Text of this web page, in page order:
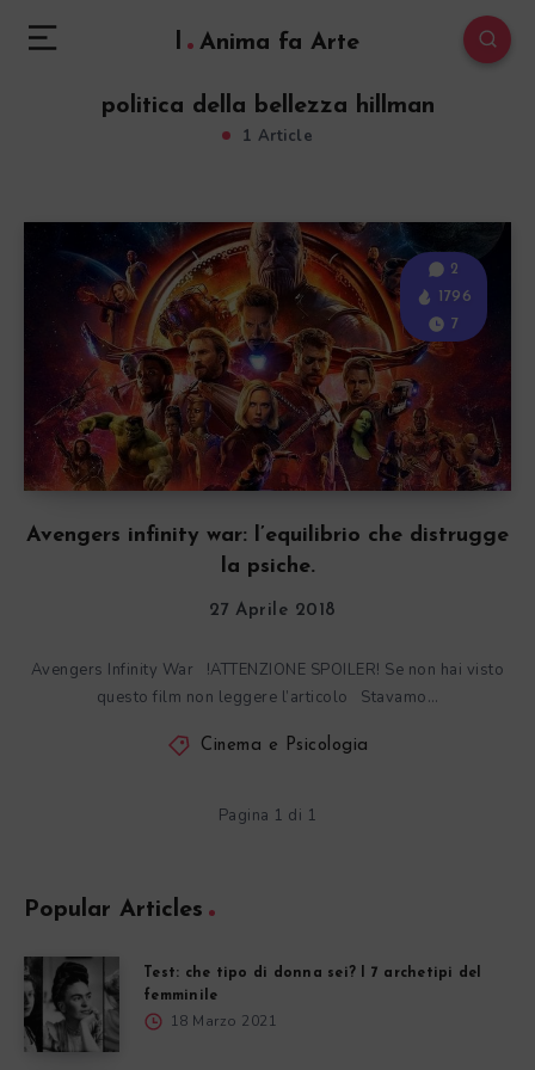
l Anima fa Arte
politica della bellezza hillman
1 Article
Avengers infinity war: l’equilibrio che distrugge
la psiche.
2
1796
7
27 Aprile 2018
Avengers Infinity War !ATTENZIONE SPOILER! Se non hai visto
questo film non leggere l’articolo Stavamo…
Cinema e Psicologia
Pagina 1 di 1
Popular Articles
Test: che tipo di donna sei? I 7 archetipi del
femminile
18 Marzo 2021